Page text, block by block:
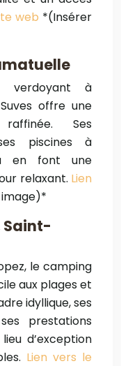
web *(Insérer
verdoyant à
offre une
Ses
piscines à
en font une
relaxant. Lien
Saint-
le camping
aux plages et
idyllique, ses
prestations
d’exception
Lien vers le